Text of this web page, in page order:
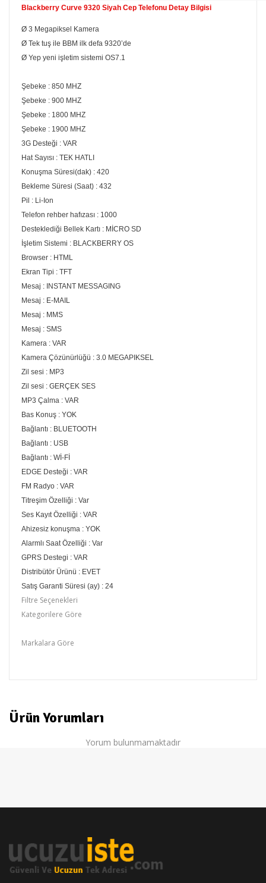
Blackberry Curve 9320 Siyah Cep Telefonu Detay Bilgisi
Ø 3 Megapiksel Kamera
Ø Tek tuş ile BBM ilk defa 9320’de
Ø Yep yeni işletim sistemi OS7.1
Şebeke : 850 MHZ
Şebeke : 900 MHZ
Şebeke : 1800 MHZ
Şebeke : 1900 MHZ
3G Desteği : VAR
Hat Sayısı : TEK HATLI
Konuşma Süresi(dak) : 420
Bekleme Süresi (Saat) : 432
Pil : Li-Ion
Telefon rehber hafızası : 1000
Desteklediği Bellek Kartı : MİCRO SD
İşletim Sistemi : BLACKBERRY OS
Browser : HTML
Ekran Tipi : TFT
Mesaj : INSTANT MESSAGING
Mesaj : E-MAIL
Mesaj : MMS
Mesaj : SMS
Kamera : VAR
Kamera Çözünürlüğü : 3.0 MEGAPIKSEL
Zil sesi : MP3
Zil sesi : GERÇEK SES
MP3 Çalma : VAR
Bas Konuş : YOK
Bağlantı : BLUETOOTH
Bağlantı : USB
Bağlantı : Wİ-Fİ
EDGE Desteği : VAR
FM Radyo : VAR
Titreşim Özelliği : Var
Ses Kayıt Özelliği : VAR
Ahizesiz konuşma : YOK
Alarmlı Saat Özelliği : Var
GPRS Destegi : VAR
Distribütör Ürünü : EVET
Satış Garanti Süresi (ay) : 24
Filtre Seçenekleri
Kategorilere Göre
Markalara Göre
Ürün Yorumları
Yorum bulunmamaktadır